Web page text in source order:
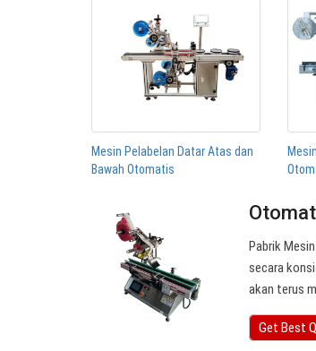
Mesin Pelabelan Datar Atas dan
Bawah Otomatis
Pabrik
secara
akan terus
Get Best